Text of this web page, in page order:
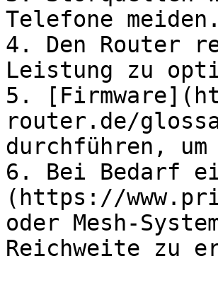
Telefone meiden.
4. Den Router
Leistung zu
5.
router.de/
durchführen,
6. Bei Bedarf
(https://
oder Mesh-
Reichweite zu